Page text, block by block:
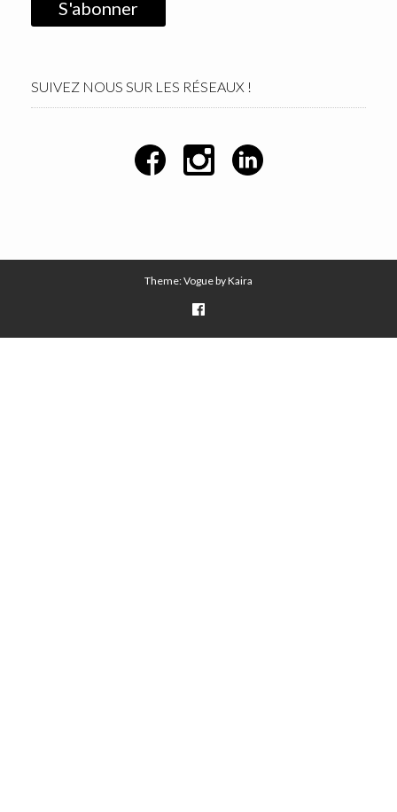
SUIVEZ NOUS SUR LES RÉSEAUX !
Theme: Vogue byKaira